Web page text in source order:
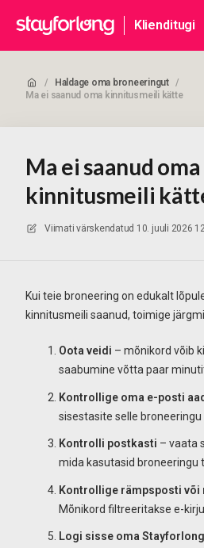
Klienditugi
/ Haldage oma broneeringut /
Ma ei saanud oma kinnitusmeili kätte
Ma ei saanud oma
kinnitusmeili
Viimati värskendatud 10. juuli 2026
Kui teie broneering on edukalt
kinnitusmeili saanud, toimige
Oota veidi – mõnikord võib
saabumine võtta paar
Kontrollige oma e-posti
sisestasite selle
Kontrolli postkasti – vaata
mida kasutasid broneeringu
Kontrollige rämpsposti või
Mõnikord filtreeritakse e-
Logi sisse oma